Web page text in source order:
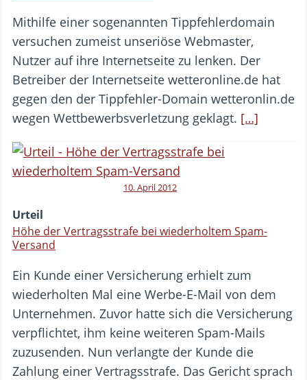
Mithilfe einer sogenannten Tippfehlerdomain
versuchen zumeist unseriöse Webmaster,
Nutzer auf ihre Internetseite zu lenken. Der
Betreiber der Internetseite wetteronline.de hat
gegen den der Tippfehler-Domain wetteronlin.de
wegen Wettbewerbsverletzung geklagt. […]
10. April 2012
Urteil
Höhe der Vertragsstrafe bei wiederholtem Spam-
Versand
Ein Kunde einer Versicherung erhielt zum
wiederholten Mal eine Werbe-E-Mail von dem
Unternehmen. Zuvor hatte sich die Versicherung
verpflichtet, ihm keine weiteren Spam-Mails
zuzusenden. Nun verlangte der Kunde die
Zahlung einer Vertragsstrafe. Das Gericht sprach